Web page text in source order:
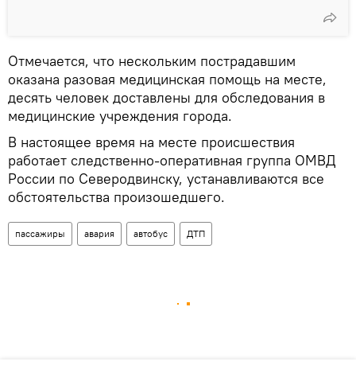
Отмечается, что нескольким пострадавшим
оказана разовая медицинская помощь на месте,
десять человек доставлены для обследования в
медицинские учреждения города.
В настоящее время на месте происшествия
работает следственно-оперативная группа ОМВД
России по Северодвинску, устанавливаются все
обстоятельства произошедшего.
пассажиры авария автобус ДТП